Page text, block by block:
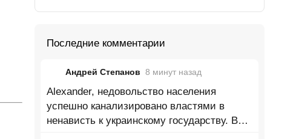
Последние комментарии
Андрей Степанов 8 минут назад
Alexander, недовольство населения
успешно канализировано властями в
ненависть к украинскому государству. В